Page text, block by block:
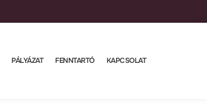
PÁLYÁZAT FENNTARTÓ KAPCSOLAT